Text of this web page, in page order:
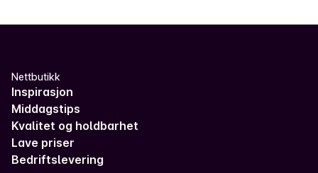
Nettbutikk
Inspirasjon
Middagstips
Kvalitet og holdbarhet
Lave priser
Bedriftslevering